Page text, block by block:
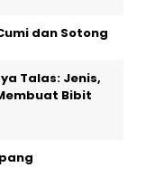
dan Sotong
Talas: Jenis,
Bibit